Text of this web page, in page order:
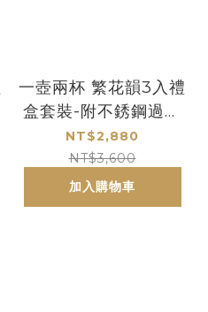
一壺兩杯 繁花韻3入禮
盒套裝-附不銹鋼過濾
網
NT$2,880
NT$3,600
加入購物車